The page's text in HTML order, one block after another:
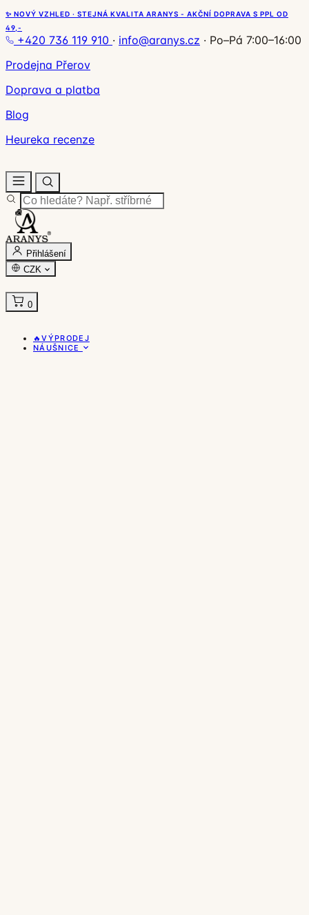
✨ NOVÝ VZHLED · STEJNÁ KVALITA ARANYS - AKČNÍ DOPRAVA S PPL OD
49,-
+420 736 119 910 · info@aranys.cz · Po–Pá 7:00–16:00
Prodejna Přerov
Doprava a platba
Blog
Heureka recenze
Přihlášení
CZK
0
🔥VÝPRODEJ
NÁUŠNICE